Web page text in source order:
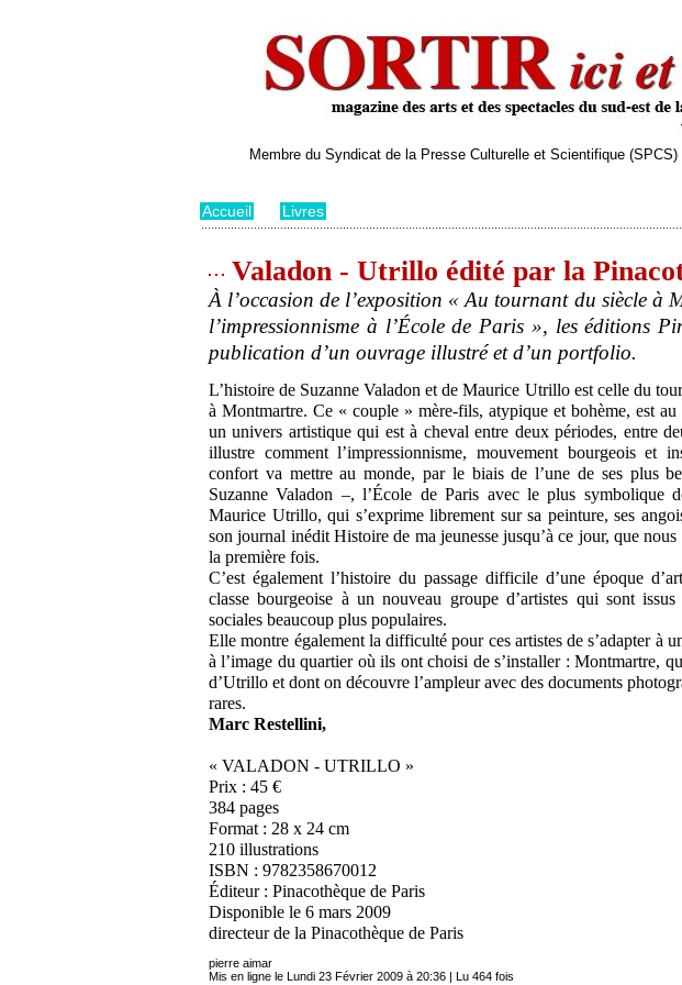
Membre du Syndicat de la Presse Culturelle et Scientifique
Accueil Livres
Valadon - Utrillo édité par la
À l’occasion de l’exposition « Au tournant du siècle à
l’impressionnisme à l’École de Paris », les éditions
publication d’un ouvrage illustré et d’un portfolio.
L’histoire de Suzanne Valadon et de Maurice Utrillo est celle du
à Montmartre. Ce « couple » mère-fils, atypique et bohème, est au
un univers artistique qui est à cheval entre deux périodes, entre
illustre comment l’impressionnisme, mouvement bourgeois et
confort va mettre au monde, par le biais de l’une de ses plus
Suzanne Valadon –, l’École de Paris avec le plus symbolique
Maurice Utrillo, qui s’exprime librement sur sa peinture, ses
son journal inédit Histoire de ma jeunesse jusqu’à ce jour, que
la première fois.
C’est également l’histoire du passage difficile d’une époque
classe bourgeoise à un nouveau groupe d’artistes qui sont issus
sociales beaucoup plus populaires.
Elle montre également la difficulté pour ces artistes de s’adapter à
à l’image du quartier où ils ont choisi de s’installer : Montmartre,
d’Utrillo et dont on découvre l’ampleur avec des documents
rares.
Marc Restellini,
« VALADON - UTRILLO »
Prix : 45 €
384 pages
Format : 28 x 24 cm
210 illustrations
ISBN : 9782358670012
Éditeur : Pinacothèque de Paris
Disponible le 6 mars 2009
directeur de la Pinacothèque de Paris
pierre aimar
Mis en ligne le Lundi 23 Février 2009 à 20:36 | Lu 464 fois